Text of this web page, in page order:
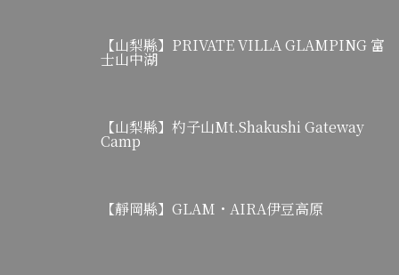
【山梨縣】PRIVATE VILLA GLAMPING 富
士山中湖
【山梨縣】杓子山Mt.Shakushi Gateway
Camp
【靜岡縣】GLAM・AIRA伊豆高原